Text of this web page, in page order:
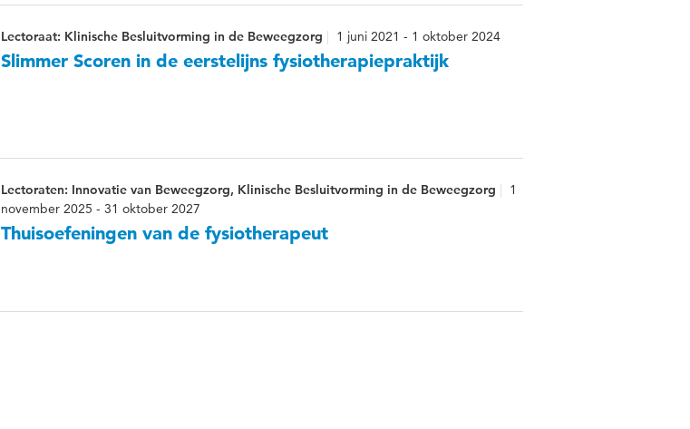
Lectoraat: Klinische Besluitvorming in de Beweegzorg 1 juni 2021 - 1 oktober 2024
Slimmer Scoren in de eerstelijns fysiotherapiepraktijk
Lectoraten: Innovatie van Beweegzorg, Klinische Besluitvorming in de Beweegzorg
1
november 2025 - 31 oktober 2027
Thuisoefeningen van de fysiotherapeut